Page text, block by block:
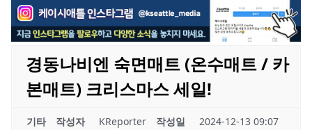
경동나비엔 숙면매트 (온수매트 / 카
본매트) 크리스마스 세일!
기타 작성자 KReporter 작성일 2024-12-13 09:07